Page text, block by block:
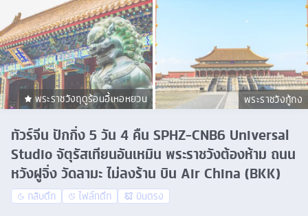
พระราชวังฤดูร้อนอี้เหอหยวน พระราชวังกู้กง
ทัวร์จีน ปักกิ่ง 5 วัน 4 คืน SPHZ-CNB6 Universal
Studio จัตุรัสเทียนอันเหมิน พระราชวังต้องห้าม ถนน
หวังฝูจิ่ง วัดลามะ ไม่ลงร้าน บิน Air China (BKK)
กลับดึก ไฟล์ทดึก บินตรง